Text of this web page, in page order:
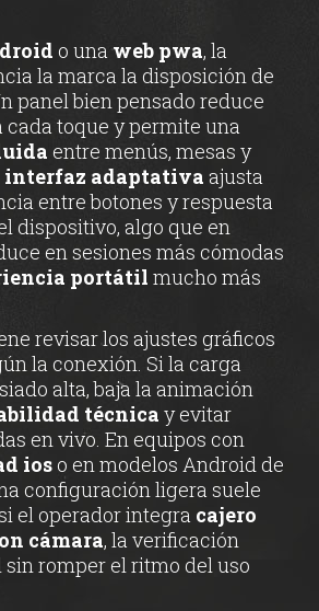
o unaweb pwa, la
la marca la disposición de
panel bien pensado reduce
cada toque y permite una
entre menús, mesas y
interfaz adaptativa ajusta
entre botones y respuesta
dispositivo, algo que en
en sesiones más cómodas
portátil mucho más
revisar los ajustes gráficos
la conexión. Si la carga
alta, baja la animación
técnica y evitar
en vivo. En equipos con
ioso en modelos Android de
configuración ligera suele
el operador integra cajero
cámara, la verificación
sin romper el ritmo del uso